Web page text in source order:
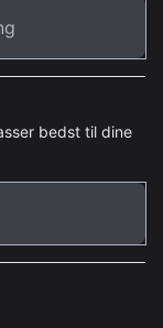
bedst til dine